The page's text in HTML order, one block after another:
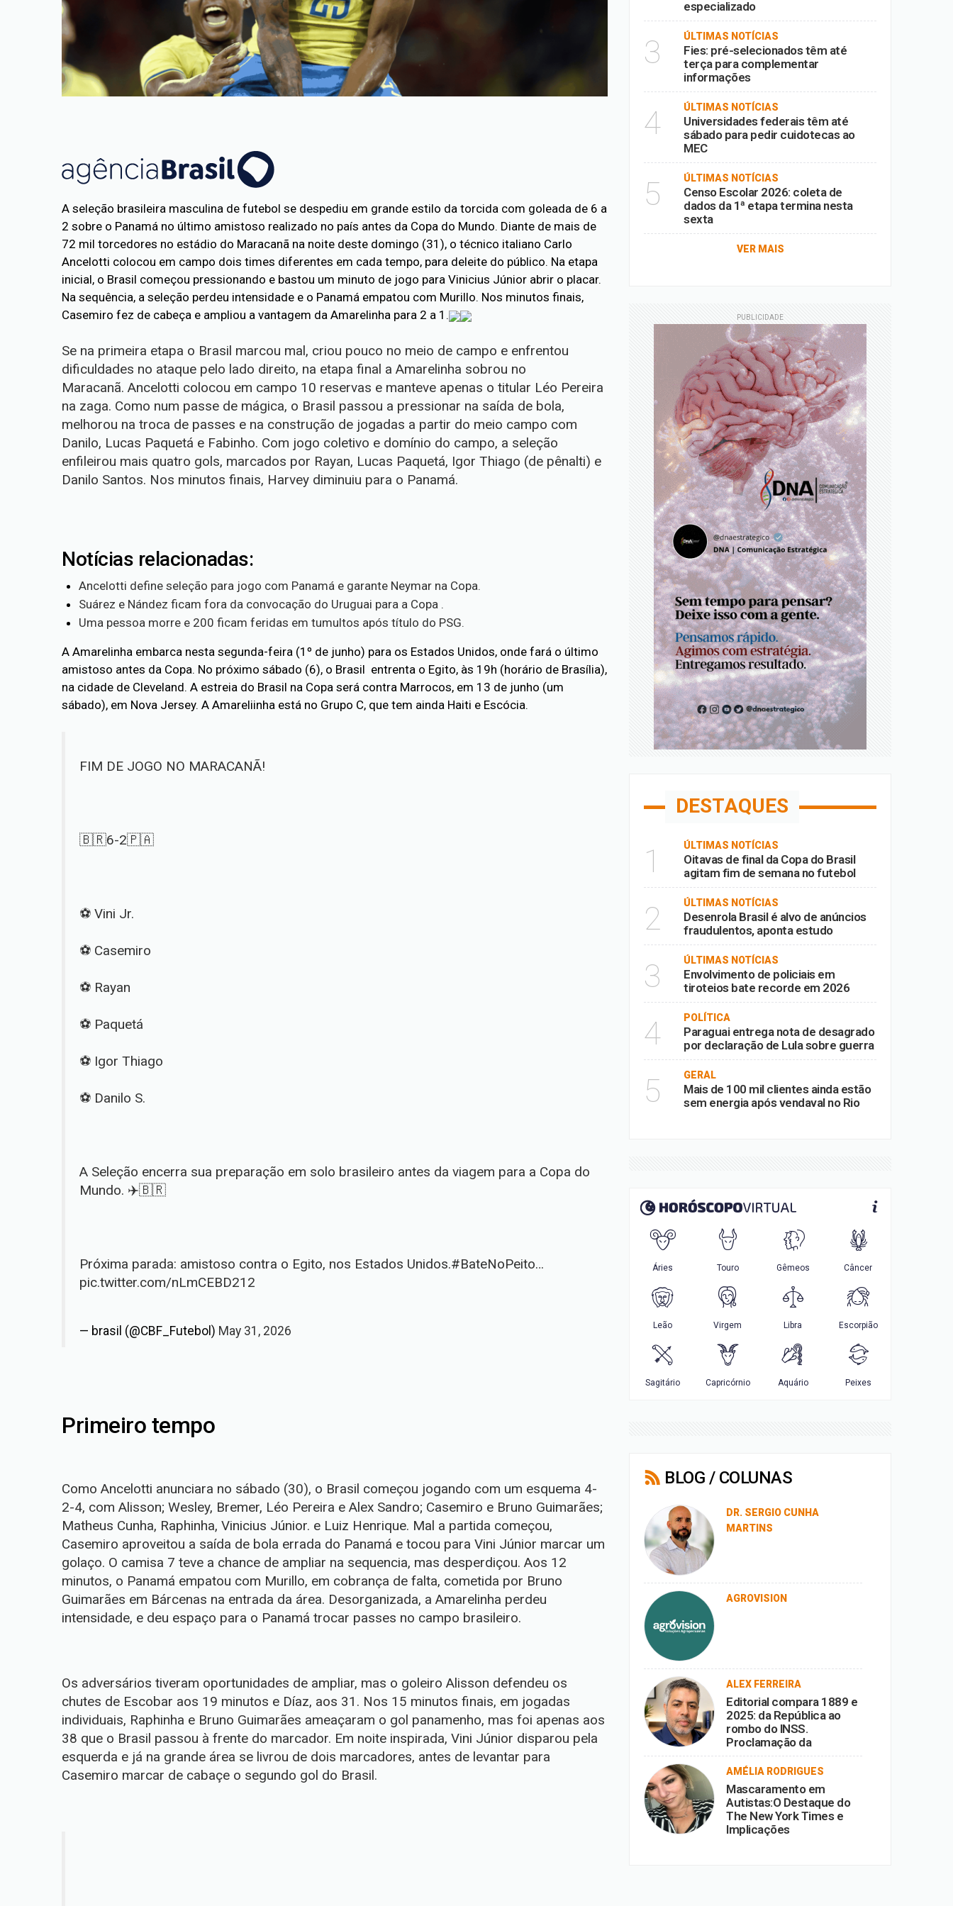
A seleção brasileira masculina de futebol se despediu em grande estilo da torcida com goleada de 6 a
2 sobre o Panamá no último amistoso realizado no país antes da Copa do Mundo. Diante de mais de
72 mil torcedores no estádio do Maracanã na noite deste domingo (31), o técnico italiano Carlo
Ancelotti colocou em campo dois times diferentes em cada tempo, para deleite do público. Na etapa
inicial, o Brasil começou pressionando e bastou um minuto de jogo para Vinicius Júnior abrir o placar.
Na sequência, a seleção perdeu intensidade e o Panamá empatou com Murillo. Nos minutos finais,
Casemiro fez de cabeça e ampliou a vantagem da Amarelinha para 2 a 1.
Se na primeira etapa o Brasil marcou mal, criou pouco no meio de campo e enfrentou
dificuldades no ataque pelo lado direito, na etapa final a Amarelinha sobrou no
Maracanã. Ancelotti colocou em campo 10 reservas e manteve apenas o titular Léo Pereira
na zaga. Como num passe de mágica, o Brasil passou a pressionar na saída de bola,
melhorou na troca de passes e na construção de jogadas a partir do meio campo com
Danilo, Lucas Paquetá e Fabinho. Com jogo coletivo e domínio do campo, a seleção
enfileirou mais quatro gols, marcados por Rayan, Lucas Paquetá, Igor Thiago (de pênalti) e
Danilo Santos. Nos minutos finais, Harvey diminuiu para o Panamá.
Notícias relacionadas:
Ancelotti define seleção para jogo com Panamá e garante Neymar na Copa.
Suárez e Nández ficam fora da convocação do Uruguai para a Copa .
Uma pessoa morre e 200 ficam feridas em tumultos após título do PSG.
A Amarelinha embarca nesta segunda-feira (1º de junho) para os Estados Unidos, onde fará o último
amistoso antes da Copa. No próximo sábado (6), o Brasil entrenta o Egito, às 19h (horário de Brasília),
na cidade de Cleveland. A estreia do Brasil na Copa será contra Marrocos, em 13 de junho (um
sábado), em Nova Jersey. A Amareliinha está no Grupo C, que tem ainda Haiti e Escócia.
FIM DE JOGO NO MARACANÃ!
🇧🇷6-2🇵🇦
⚽️ Vini Jr.
⚽️ Casemiro
⚽️ Rayan
⚽️ Paquetá
⚽️ Igor Thiago
⚽️ Danilo S.
A Seleção encerra sua preparação em solo brasileiro antes da viagem para a Copa do
Mundo. ✈️🇧🇷
Próxima parada: amistoso contra o Egito, nos Estados Unidos.#BateNoPeito…
pic.twitter.com/nLmCEBD212
— brasil (@CBF_Futebol) May 31, 2026
Primeiro tempo
Como Ancelotti anunciara no sábado (30), o Brasil começou jogando com um esquema 4-
2-4, com Alisson; Wesley, Bremer, Léo Pereira e Alex Sandro; Casemiro e Bruno Guimarães;
Matheus Cunha, Raphinha, Vinicius Júnior. e Luiz Henrique. Mal a partida começou,
Casemiro aproveitou a saída de bola errada do Panamá e tocou para Vini Júnior marcar um
golaço. O camisa 7 teve a chance de ampliar na sequencia, mas desperdiçou. Aos 12
minutos, o Panamá empatou com Murillo, em cobrança de falta, cometida por Bruno
Guimarães em Bárcenas na entrada da área. Desorganizada, a Amarelinha perdeu
intensidade, e deu espaço para o Panamá trocar passes no campo brasileiro.
Os adversários tiveram oportunidades de ampliar, mas o goleiro Alisson defendeu os
chutes de Escobar aos 19 minutos e Díaz, aos 31. Nos 15 minutos finais, em jogadas
individuais, Raphinha e Bruno Guimarães ameaçaram o gol panamenho, mas foi apenas aos
38 que o Brasil passou à frente do marcador. Em noite inspirada, Vini Júnior disparou pela
esquerda e já na grande área se livrou de dois marcadores, antes de levantar para
Casemiro marcar de cabaçe o segundo gol do Brasil.
especializado
3 ÚLTIMAS NOTÍCIAS
Fies: pré-selecionados têm até
terça para complementar
informações
4 ÚLTIMAS NOTÍCIAS
Universidades federais têm até
sábado para pedir cuidotecas ao
MEC
5 ÚLTIMAS NOTÍCIAS
Censo Escolar 2026: coleta de
dados da 1ª etapa termina nesta
sexta
VER MAIS
PUBLICIDADE
DESTAQUES
1 ÚLTIMAS NOTÍCIAS
Oitavas de final da Copa do Brasil
agitam fim de semana no futebol
2 ÚLTIMAS NOTÍCIAS
Desenrola Brasil é alvo de anúncios
fraudulentos, aponta estudo
3 ÚLTIMAS NOTÍCIAS
Envolvimento de policiais em
tiroteios bate recorde em 2026
4 POLÍTICA
Paraguai entrega nota de desagrado
por declaração de Lula sobre guerra
5 GERAL
Mais de 100 mil clientes ainda estão
sem energia após vendaval no Rio
BLOG / COLUNAS
DR. SERGIO CUNHA
MARTINS
AGROVISION
ALEX FERREIRA
Editorial compara 1889 e
2025: da República ao
rombo do INSS.
Proclamação da
República vira ironia
diante da corrupção.
AMÉLIA RODRIGUES
Mascaramento em
Autistas:O Destaque do
The New York Times e
Implicações